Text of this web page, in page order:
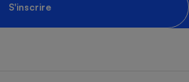
S'inscrire